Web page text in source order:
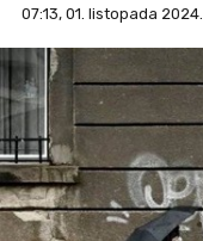
07:13, 01. listopada 2024.